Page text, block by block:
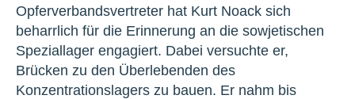
Opferverbandsvertreter hat Kurt Noack sich
beharrlich für die Erinnerung an die sowjetischen
Speziallager engagiert. Dabei versuchte er,
Brücken zu den Überlebenden des
Konzentrationslagers zu bauen. Er nahm bis